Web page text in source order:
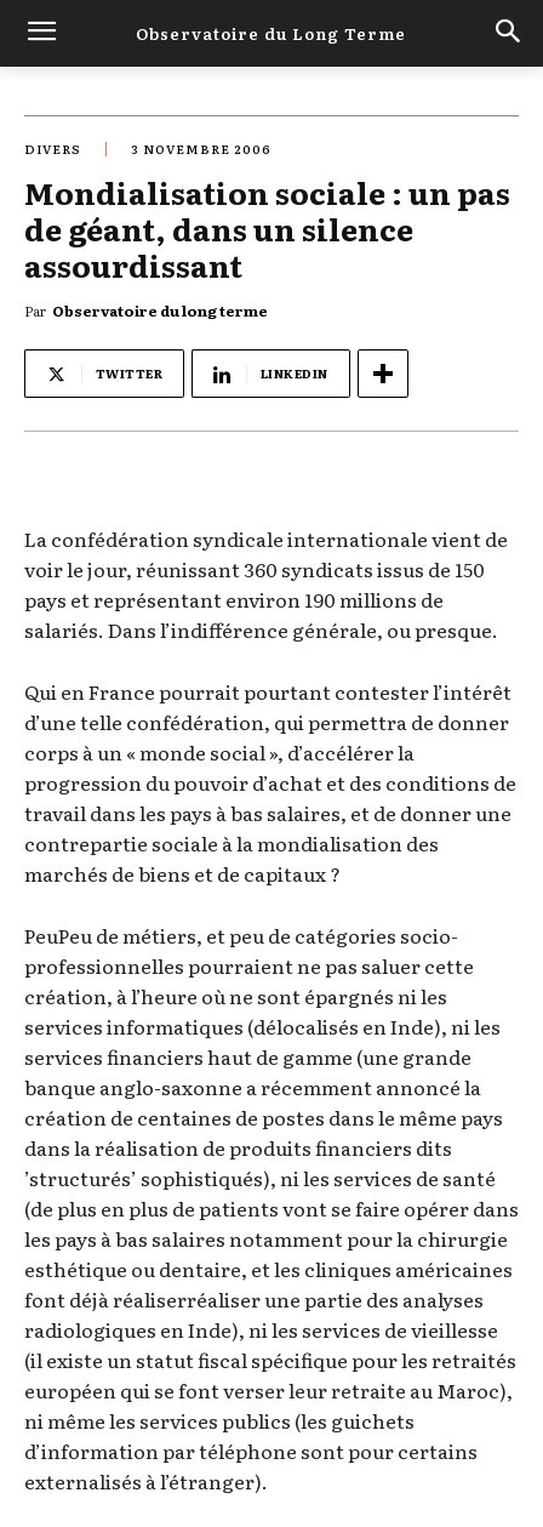
Observatoire du Long Terme
DIVERS 3 NOVEMBRE 2006
Mondialisation sociale : un pas
de géant, dans un silence
assourdissant
Par Observatoire du long terme
TWITTER LINKEDIN
La confédération syndicale internationale vient de
voir le jour, réunissant 360 syndicats issus de 150
pays et représentant environ 190 millions de
salariés. Dans l’indifférence générale, ou presque.
Qui en France pourrait pourtant contester l’intérêt
d’une telle confédération, qui permettra de donner
corps à un « monde social », d’accélérer la
progression du pouvoir d’achat et des conditions de
travail dans les pays à bas salaires, et de donner une
contrepartie sociale à la mondialisation des
marchés de biens et de capitaux ?
PeuPeu de métiers, et peu de catégories socio-
professionnelles pourraient ne pas saluer cette
création, à l’heure où ne sont épargnés ni les
services informatiques (délocalisés en Inde), ni les
services financiers haut de gamme (une grande
banque anglo-saxonne a récemment annoncé la
création de centaines de postes dans le même pays
dans la réalisation de produits financiers dits
’structurés’ sophistiqués), ni les services de santé
(de plus en plus de patients vont se faire opérer dans
les pays à bas salaires notamment pour la chirurgie
esthétique ou dentaire, et les cliniques américaines
font déjà réaliserréaliser une partie des analyses
radiologiques en Inde), ni les services de vieillesse
(il existe un statut fiscal spécifique pour les retraités
européen qui se font verser leur retraite au Maroc),
ni même les services publics (les guichets
d’information par téléphone sont pour certains
externalisés à l’étranger).